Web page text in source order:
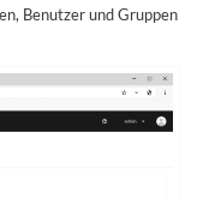
Benutzer und Gruppen